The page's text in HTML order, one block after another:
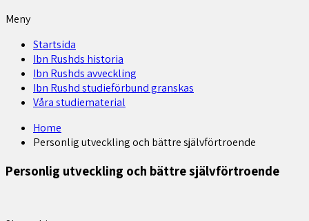
Meny
Startsida
Ibn Rushds historia
Ibn Rushds avveckling
Ibn Rushd studieförbund granskas​
Våra studiematerial
Home
Personlig utveckling och bättre självförtroende
Personlig utveckling och bättre självförtroende